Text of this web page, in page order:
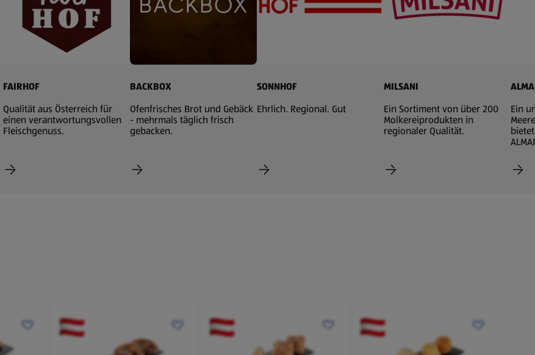
FAIRHOF
Qualität aus Österreich für
einen verantwortungsvollen
Fleischgenuss.
BACKBOX
Ofenfrisches Brot und Gebäck
- mehrmals täglich frisch
gebacken.
SONNHOF
Ehrlich. Regional. Gut
MILSANI
Ein Sortiment von über 200
Molkereiprodukten in
regionaler Qualität.
Ein